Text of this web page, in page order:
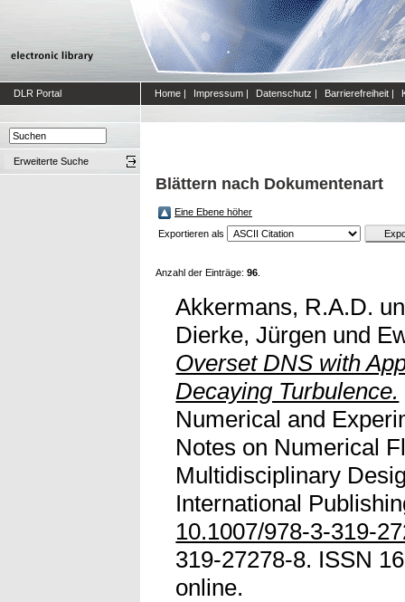
DLR Portal Home | Impressum | Datenschutz | Barrierefreiheit |
Erweiterte Suche
Blättern nach Dokumentenart
Eine Ebene höher
Exportieren als
Anzahl der Einträge: 96
Akkermans, R.A.D.
Dierke, Jürgen und
Overset DNS with
Decaying Turbulence.
Numerical and
Notes on Numerical
Multidisciplinary
International
10.1007/978-3-319-
319-27278-8. ISSN
online.